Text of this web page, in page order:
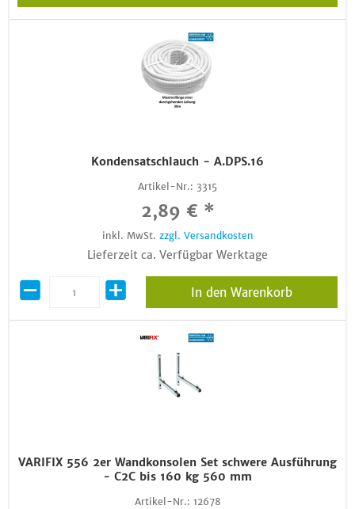
Kondensatschlauch - A.DPS.16
Artikel-Nr.: 3315
2,89 € *
inkl. MwSt. zzgl. Versandkosten
Lieferzeit ca. Verfügbar Werktage
In den Warenkorb
VARIFIX 556 2er Wandkonsolen Set schwere Ausführung
- C2C bis 160 kg 560 mm
Artikel-Nr.: 12678